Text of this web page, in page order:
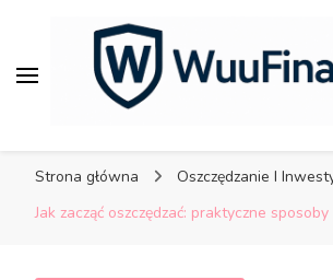
porady dla
porady dla
Strona główna
Oszczędzanie I
Jak zacząć oszczędzać: praktyczne